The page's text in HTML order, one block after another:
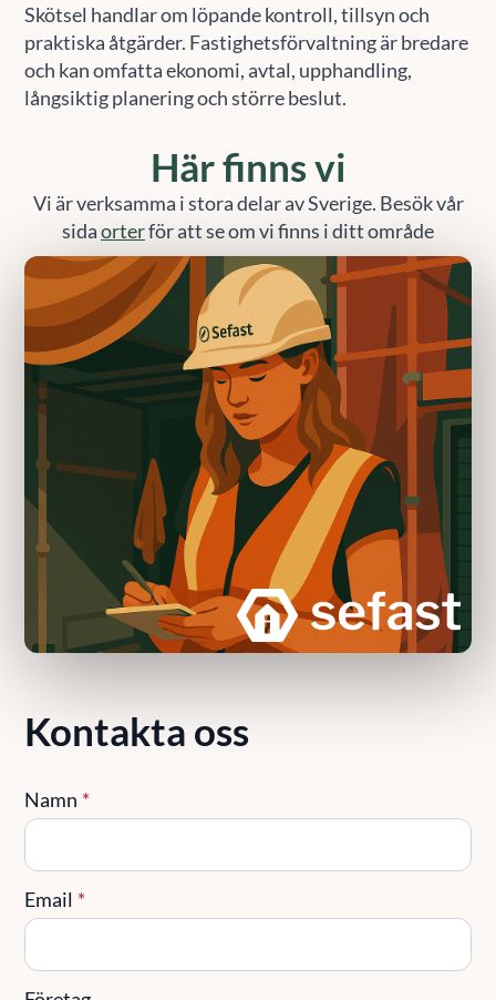
Skötsel handlar om löpande kontroll, tillsyn och
praktiska åtgärder. Fastighetsförvaltning är bredare
och kan omfatta ekonomi, avtal, upphandling,
långsiktig planering och större beslut.
Här finns vi
Vi är verksamma i stora delar av Sverige. Besök vår
sidaorterför att se om vi finns i ditt område
Kontakta oss
Namn *
Email *